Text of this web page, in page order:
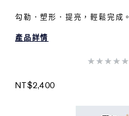
勾勒．塑形．提亮，輕鬆完成。
產品詳情
NT$2,400